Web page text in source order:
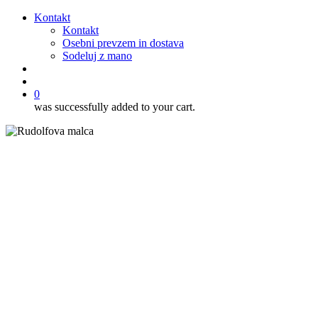
Kontakt
Kontakt
Osebni prevzem in dostava
Sodeluj z mano
0
was successfully added to your cart.